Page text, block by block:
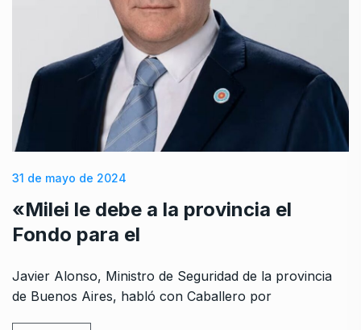
31 de mayo de 2024
«Milei le debe a la provincia el
Fondo para el
Javier Alonso, Ministro de Seguridad de la provincia
de Buenos Aires, habló con Caballero por